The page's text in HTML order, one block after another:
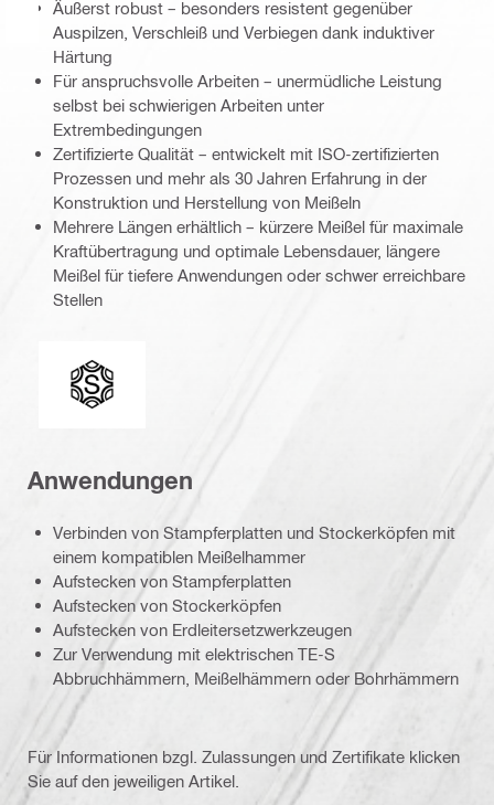
Äußerst robust – besonders resistent gegenüber
Auspilzen, Verschleiß und Verbiegen dank induktiver
Härtung
Für anspruchsvolle Arbeiten – unermüdliche Leistung
selbst bei schwierigen Arbeiten unter
Extrembedingungen
Zertifizierte Qualität – entwickelt mit ISO-zertifizierten
Prozessen und mehr als 30 Jahren Erfahrung in der
Konstruktion und Herstellung von Meißeln
Mehrere Längen erhältlich – kürzere Meißel für maximale
Kraftübertragung und optimale Lebensdauer, längere
Meißel für tiefere Anwendungen oder schwer erreichbare
Stellen
Einsteckenden
Anwendungen
Verbinden von Stampferplatten und Stockerköpfen mit
einem kompatiblen Meißelhammer
Aufstecken von Stampferplatten
Aufstecken von Stockerköpfen
Aufstecken von Erdleitersetzwerkzeugen
Zur Verwendung mit elektrischen TE-S
Abbruchhämmern, Meißelhämmern oder Bohrhämmern
Für Informationen bzgl. Zulassungen und Zertifikate klicken
Sie auf den jeweiligen Artikel.